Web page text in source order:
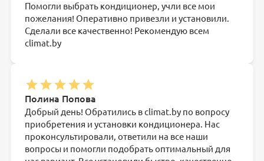
Помогли выбрать кондиционер, учли все мои
пожелания! Оперативно привезли и установили.
Сделали все качественно! Рекомендую всем
climat.by
Полина Попова
Добрый день! Обратились в climat.by по вопросу
приобретения и установки кондиционера. Нас
проконсультировали, ответили на все наши
вопросы и помогли подобрать оптимальный для